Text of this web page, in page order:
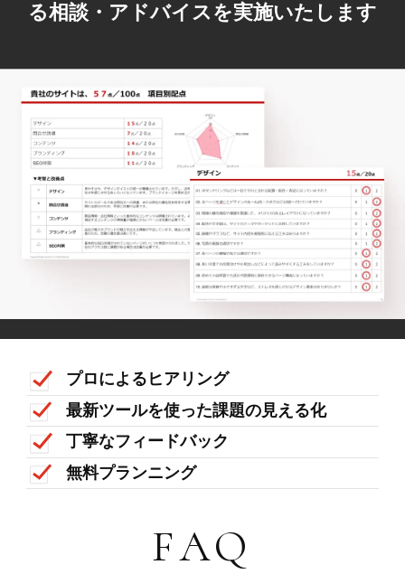
る相談・アドバイスを実施いたします
プロによるヒアリング
最新ツールを使った課題の見える化
丁寧なフィードバック
無料プランニング
FAQ